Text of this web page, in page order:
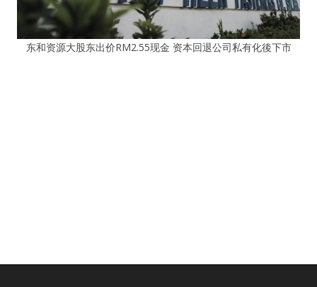
东和资源大股东出价RM2.55现金 资本回退公司私有化後下市